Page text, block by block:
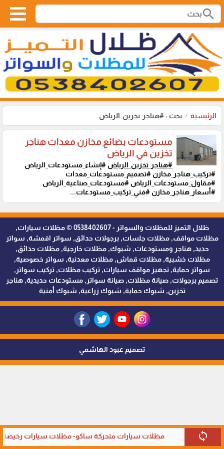
search
الرئيسية بحث : #هناجر_تخزين_الرياض
sync مظلات سيارات متحركة ساكو- مظلات سيارات رخيصة
مستودعات بضائع مخازن معدات هناجر
تخزين في الرياض
#هناجر_تخزين_الرياض #إنشاء_مستودعات_الرياض
#تركيب_هناجر_مخازن #تصميم_مستودعات_معدات
#مقاول_مستودعات_الرياض #مستودعات_صناعية_الرياض
#أسعار_هناجر_مخازن #فني_تركيب_مستودعات...
ظلال التميز للمظلات والسواتر - 0538402607 © مظلات سيارات,
مظلات مواقف, مظلات جلسات, برجولات حدائق, سواتر اقمشة, سواتر
حديد, هناجر ومستودعات, شبوك, مظلات خارجية, مظلات حدائق,
مظلات خشبية, مظلات قماش, مظلات معدنية, سواتر خصوصية,
سواتر حماية, تجهيز مواقف سيارات, تركيب مظلات, تركيب سواتر,
تصميم برجولات, صيانة مظلات, صيانة سواتر, مستودعات حديدية, هناجر
تخزين, شبوك حماية, شبوك زراعية, شبوك أمنية
تصميم عبود الهاشمي